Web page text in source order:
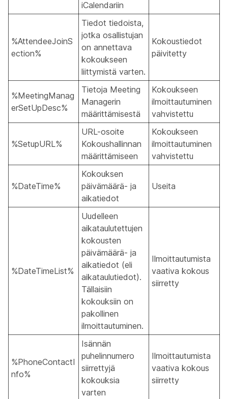
iCalendariin
%AttendeeJoinS
ection%
Tiedot tiedoista,
jotka osallistujan
on annettava
kokoukseen
liittymistä varten.
Kokoustiedot
päivitetty
%MeetingManag
erSetUpDesc%
Tietoja Meeting
Managerin
määrittämisestä
Kokoukseen
ilmoittautuminen
vahvistettu
%SetupURL%
URL-osoite
Kokoushallinnan
määrittämiseen
Kokoukseen
ilmoittautuminen
vahvistettu
%DateTime%
Kokouksen
päivämäärä- ja
aikatiedot
Useita
%DateTimeList%
Uudelleen
aikataulutettujen
kokousten
päivämäärä- ja
aikatiedot (eli
aikataulutiedot).
Tällaisiin
kokouksiin on
pakollinen
ilmoittautuminen.
Ilmoittautumista
vaativa kokous
siirretty
%PhoneContactI
nfo%
Isännän
puhelinnumero
siirrettyjä
kokouksia
varten
Ilmoittautumista
vaativa kokous
siirretty